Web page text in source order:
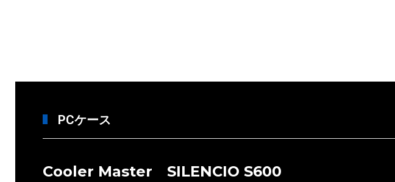
PCケース
Cooler Master SILENCIO S600